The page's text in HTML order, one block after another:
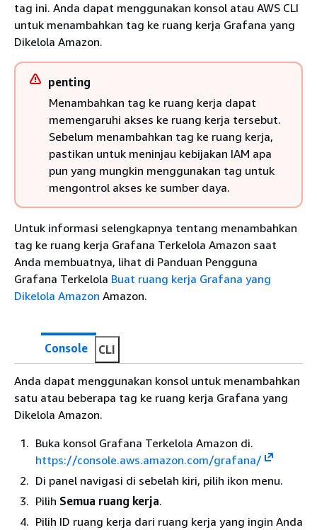
tag ini. Anda dapat menggunakan konsol atau AWS CLI
untuk menambahkan tag ke ruang kerja Grafana yang
Dikelola Amazon.
penting
Menambahkan tag ke ruang kerja dapat
memengaruhi akses ke ruang kerja tersebut.
Sebelum menambahkan tag ke ruang kerja,
pastikan untuk meninjau kebijakan IAM apa
pun yang mungkin menggunakan tag untuk
mengontrol akses ke sumber daya.
Untuk informasi selengkapnya tentang menambahkan
tag ke ruang kerja Grafana Terkelola Amazon saat
Anda membuatnya, lihat di Panduan Pengguna
Grafana Terkelola Buat ruang kerja Grafana yang
Dikelola Amazon Amazon.
Console CLI
Anda dapat menggunakan konsol untuk menambahkan
satu atau beberapa tag ke ruang kerja Grafana yang
Dikelola Amazon.
Buka konsol Grafana Terkelola Amazon di.
https://console.aws.amazon.com/grafana/
Di panel navigasi di sebelah kiri, pilih ikon menu.
Pilih Semua ruang kerja.
Pilih ID ruang kerja dari ruang kerja yang ingin Anda